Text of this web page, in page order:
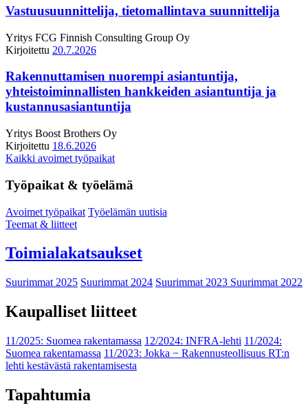
Vastuusuunnittelija, tietomallintava suunnittelija
Yritys FCG Finnish Consulting Group Oy
Kirjoitettu 20.7.2026
Rakennuttamisen nuorempi asiantuntija,
yhteistoiminnallisten hankkeiden asiantuntija ja
kustannusasiantuntija
Yritys Boost Brothers Oy
Kirjoitettu 18.6.2026
Kaikki avoimet työpaikat
Työpaikat & työelämä
Avoimet työpaikat Työelämän uutisia
Teemat & liitteet
Toimialakatsaukset
Suurimmat 2025 Suurimmat 2024 Suurimmat 2023 Suurimmat 2022
Kaupalliset liitteet
11/2025: Suomea rakentamassa 12/2024: INFRA-lehti 11/2024:
Suomea rakentamassa 11/2023: Jokka − Rakennusteollisuus RT:n
lehti kestävästä rakentamisesta
Tapahtumia